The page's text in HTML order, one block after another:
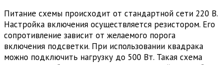
Питание схемы происходит от стандартной сети 220 В.
Настройка включения осуществляется резистором. Его
сопротивление зависит от желаемого порога
включения подсветки. При использовании квадрака
можно подключить нагрузку до 500 Вт. Такая схема